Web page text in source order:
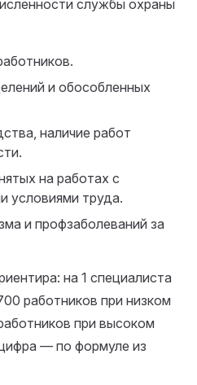
службы охраны
и обособленных
наличие работ
на работах с
условиями труда.
и профзаболеваний за
на 1 специалиста
работников при низком
при высоком
— по формуле из